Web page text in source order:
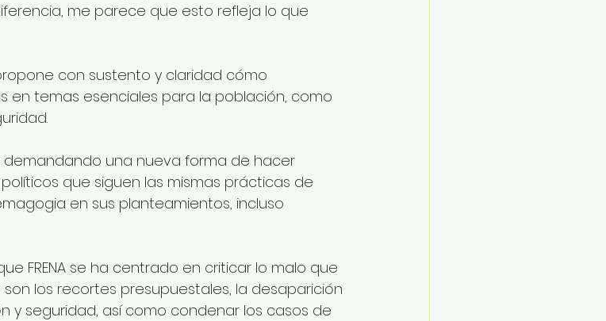
me parece que esto refleja lo que
con sustento y claridad cómo
en temas esenciales para la población, como
demandando una nueva forma de hacer
que siguen las mismas prácticas de
en sus planteamientos, incluso
FRENA se ha centrado en criticar lo malo que
los recortes presupuestales, la desaparición
y seguridad, así como condenar los casos de